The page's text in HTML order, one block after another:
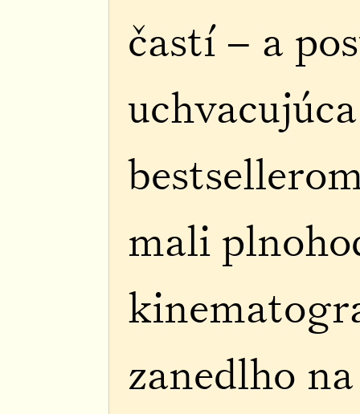
častí – a
mali
zanedlho